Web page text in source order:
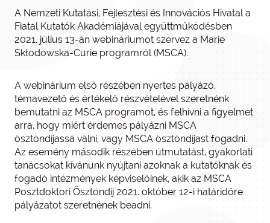
A Nemzeti Kutatási, Fejlesztési és Innovációs Hivatal a
Fiatal Kutatók Akadémiájával együttműködésben
2021. július 13-án webináriumot szervez a Marie
Skłodowska-Curie programról (MSCA).
A webinárium első részében nyertes pályázó,
témavezető és értékelő részvételével szeretnénk
bemutatni az MSCA programot, és felhívni a figyelmet
arra, hogy miért érdemes pályázni MSCA
ösztöndíjassá válni, vagy MSCA ösztöndíjast fogadni.
Az esemény második részében útmutatást, gyakorlati
tanácsokat kívánunk nyújtani azoknak a kutatóknak és
fogadó intézmények képviselőinek, akik az MSCA
Posztdoktori Ösztöndíj 2021. október 12-i határidőre
pályázatot szeretnének beadni.